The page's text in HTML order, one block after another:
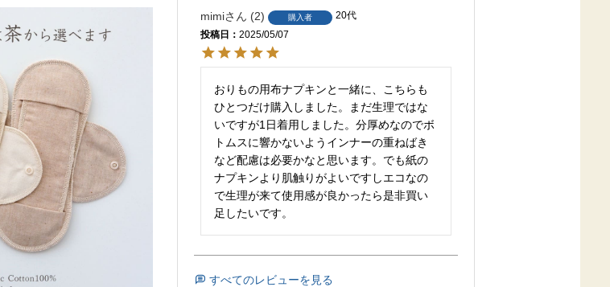
mimi 2 購入者
20代
投稿日
2025/05/07
おりもの用布ナプキンと一緒に、こちらも
ひとつだけ購入しました。まだ生理ではな
いですが1日着用しました。分厚めなのでボ
トムスに響かないようインナーの重ねばき
など配慮は必要かなと思います。でも紙の
ナプキンより肌触りがよいですしエコなの
で生理が来て使用感が良かったら是非買い
足したいです。
すべてのレビューを見る